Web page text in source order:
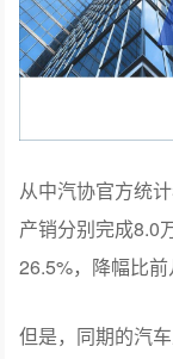
从中汽协官方统
产销分别完成8.0
26.5%，降幅比前
但是，同期的汽